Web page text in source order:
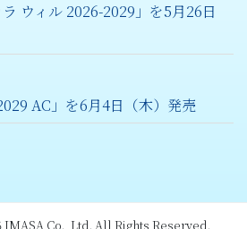
ウィル 2026-2029」を5月26日
AC」を6月4日（木）発売
IMASA Co., Ltd. All Rights Reserved.